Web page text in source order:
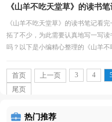
《山羊不吃天堂草》的读书笔
《山羊不吃天堂草》的读书笔记看
拓了不少，为此需要认真地写一写
吗？以下是小编精心整理的《山羊不
首页 上一页 3 4
尾页
热门推荐